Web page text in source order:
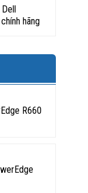
hãng
R660